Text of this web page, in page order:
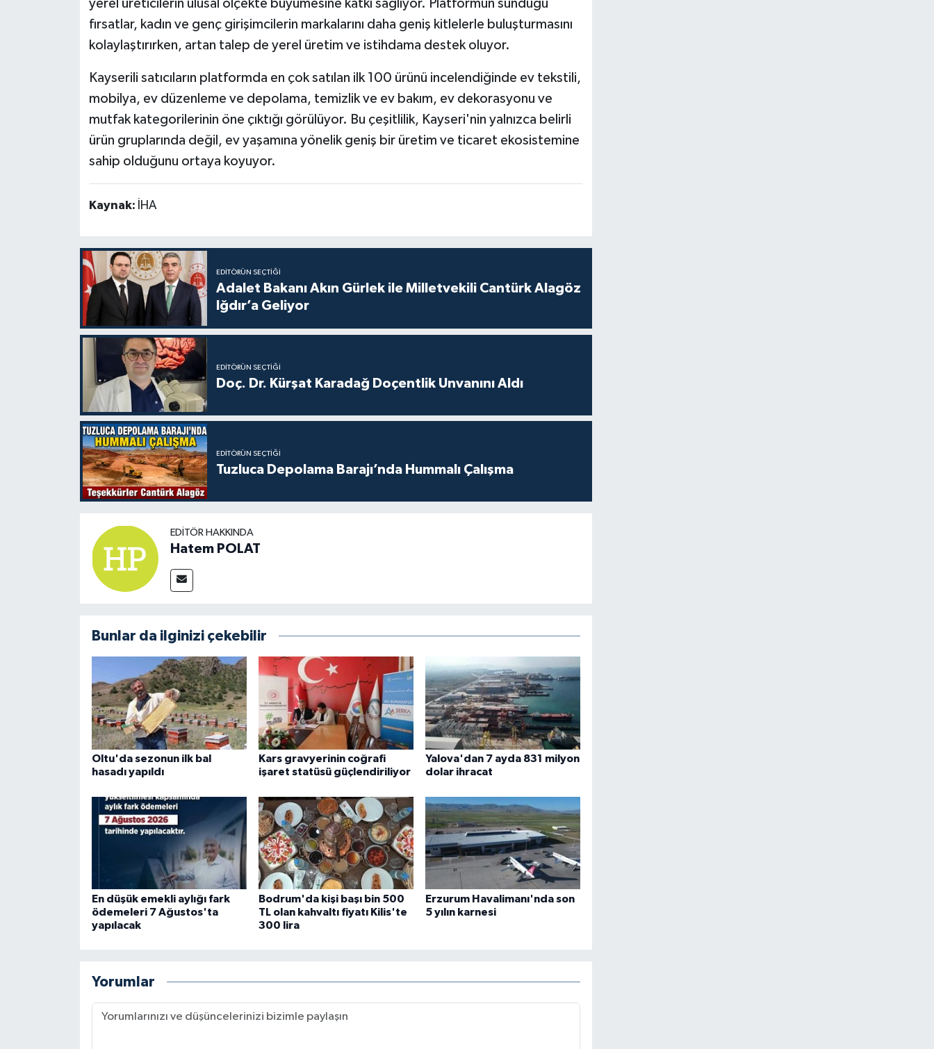
yerel üreticilerin ulusal ölçekte büyümesine katkı sağlıyor. Platformun sunduğu
fırsatlar, kadın ve genç girişimcilerin markalarını daha geniş kitlelerle buluşturmasını
kolaylaştırırken, artan talep de yerel üretim ve istihdama destek oluyor.
Kayserili satıcıların platformda en çok satılan ilk 100 ürünü incelendiğinde ev tekstili,
mobilya, ev düzenleme ve depolama, temizlik ve ev bakım, ev dekorasyonu ve
mutfak kategorilerinin öne çıktığı görülüyor. Bu çeşitlilik, Kayseri'nin yalnızca belirli
ürün gruplarında değil, ev yaşamına yönelik geniş bir üretim ve ticaret ekosistemine
sahip olduğunu ortaya koyuyor.
Kaynak: İHA
EDITÖRÜN SEÇTIĞI
Adalet Bakanı Akın Gürlek ile Milletvekili Cantürk Alagöz
Iğdır’a Geliyor
EDITÖRÜN SEÇTIĞI
Doç. Dr. Kürşat Karadağ Doçentlik Unvanını Aldı
EDITÖRÜN SEÇTIĞI
Tuzluca Depolama Barajı’nda Hummalı Çalışma
EDITÖR HAKKINDA
Hatem POLAT
Bunlar da ilginizi çekebilir
Oltu'da sezonun ilk bal
hasadı yapıldı
Kars gravyerinin coğrafi
işaret statüsü güçlendiriliyor
Yalova'dan 7 ayda 831 milyon
dolar ihracat
En düşük emekli aylığı fark
ödemeleri 7 Ağustos'ta
yapılacak
Bodrum'da kişi başı bin 500
TL olan kahvaltı fiyatı Kilis'te
300 lira
Erzurum Havalimanı'nda son
5 yılın karnesi
Yorumlar